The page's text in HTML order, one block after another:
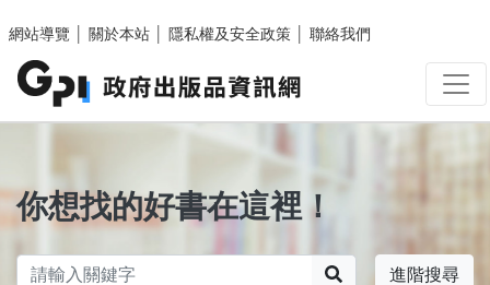
網站導覽
關於本站 隱私權及安全政策 聯絡我們
你想找的好書在這裡！
進階搜尋